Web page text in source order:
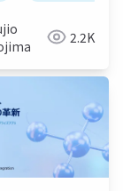
けて～
2.2K